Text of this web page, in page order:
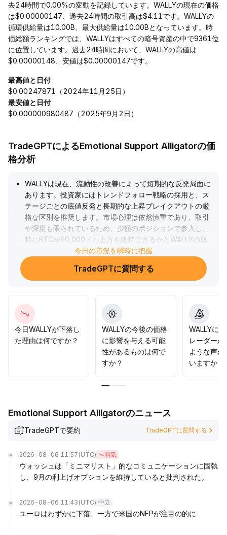
去24時間で0.00%の変動を記録しています。WALLYの現在の価格
は$0.00000147、過去24時間の取引高は$4.11です。WALLYの
循環供給量は10.00B、最大供給量は10.00Bとなっています。時
価総額ランキングでは、WALLYはすべての暗号資産の中で9361位
に位置しています。過去24時間において、WALLYの高値は
$0.00000148、安値は$0.00000147です。
最高値と日付
$0.00247871（2024年11月25日）
最安値と日付
$0.000000980487（2025年9月2日）
TradeGPTによるEmotional Support Alligatorの価
格分析
WALLYは現在、流動性の改善によって短期的な反発局面に
あります。投資家にはトレンドフォロー戦略の採用と、ス
テージごとの底値反発と長期的な上昇ブレイクアウトの厳
格な区別を推奨します。市場心理は依然慎重であり、取引
や深度も限られているため、少額のポジションで参入し、
特にBTCが90,000ドル上方を維持できるかとWALLYの取
引量変化に注目してください。反発時には速やかに利益を
確定し、損切りを厳守し、流動性枯渇と急激なドローダウ
ンリスクを回避することが重要です。 .
今日の市況を瞬時に把握
TradeGPTに質問する
今日WALLYが下落し
た理由は何ですか？
WALLYの今後の価格
に影響を与える可能
性があるものは何で
すか？
WALLYに
レーダーか
ような声が
いますか？
Emotional Support Alligatorのニュース
TradeGPTで要約 TradeGPTに質問する
2026-08-06 11:57 (UTC) 弱気
ウォッシュは「ミニマリスト」的なコミュニケーションに固執
し、9月の利上げオプションを維持していると批判された。
2026-08-06 11:43 (UTC) 中立
ユーロはわずかに下落、一方で米国のNFPが注目の的に